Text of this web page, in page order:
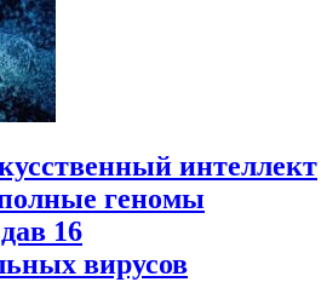
интеллект
геномы
16
вирусов